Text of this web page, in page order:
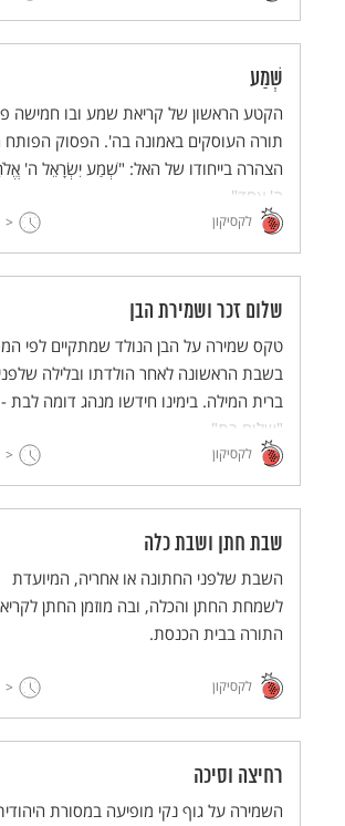
שְׁמַע
הקטע הראשון של קריאת שמע ובו חמישה
תורה העוסקים באמונה בה'. הפסוק הפותח
הצהרה בייחודו של האל: "שְׁמַע יִשְׂרָאֵל ה'
ה' אֶחָד".
לקסיקון < 1
שלום זכר ושמירת הבן
טקס שמירה על הבן הנולד שמתקיים לפי
בשבת הראשונה לאחר הולדתו ובלילה שלפני
ברית המילה. בימינו חידשו מנהג דומה לבת -
"שלום בת".
לקסיקון < 1
שבת חתן ושבת כלה
השבת שלפני החתונה או אחריה, המיועדת
לשמחת החתן והכלה, ובה מוזמן החתן
התורה בבית הכנסת.
לקסיקון < 1
רחיצה וסיכה
השמירה על גוף נקי מופיעה במסורת